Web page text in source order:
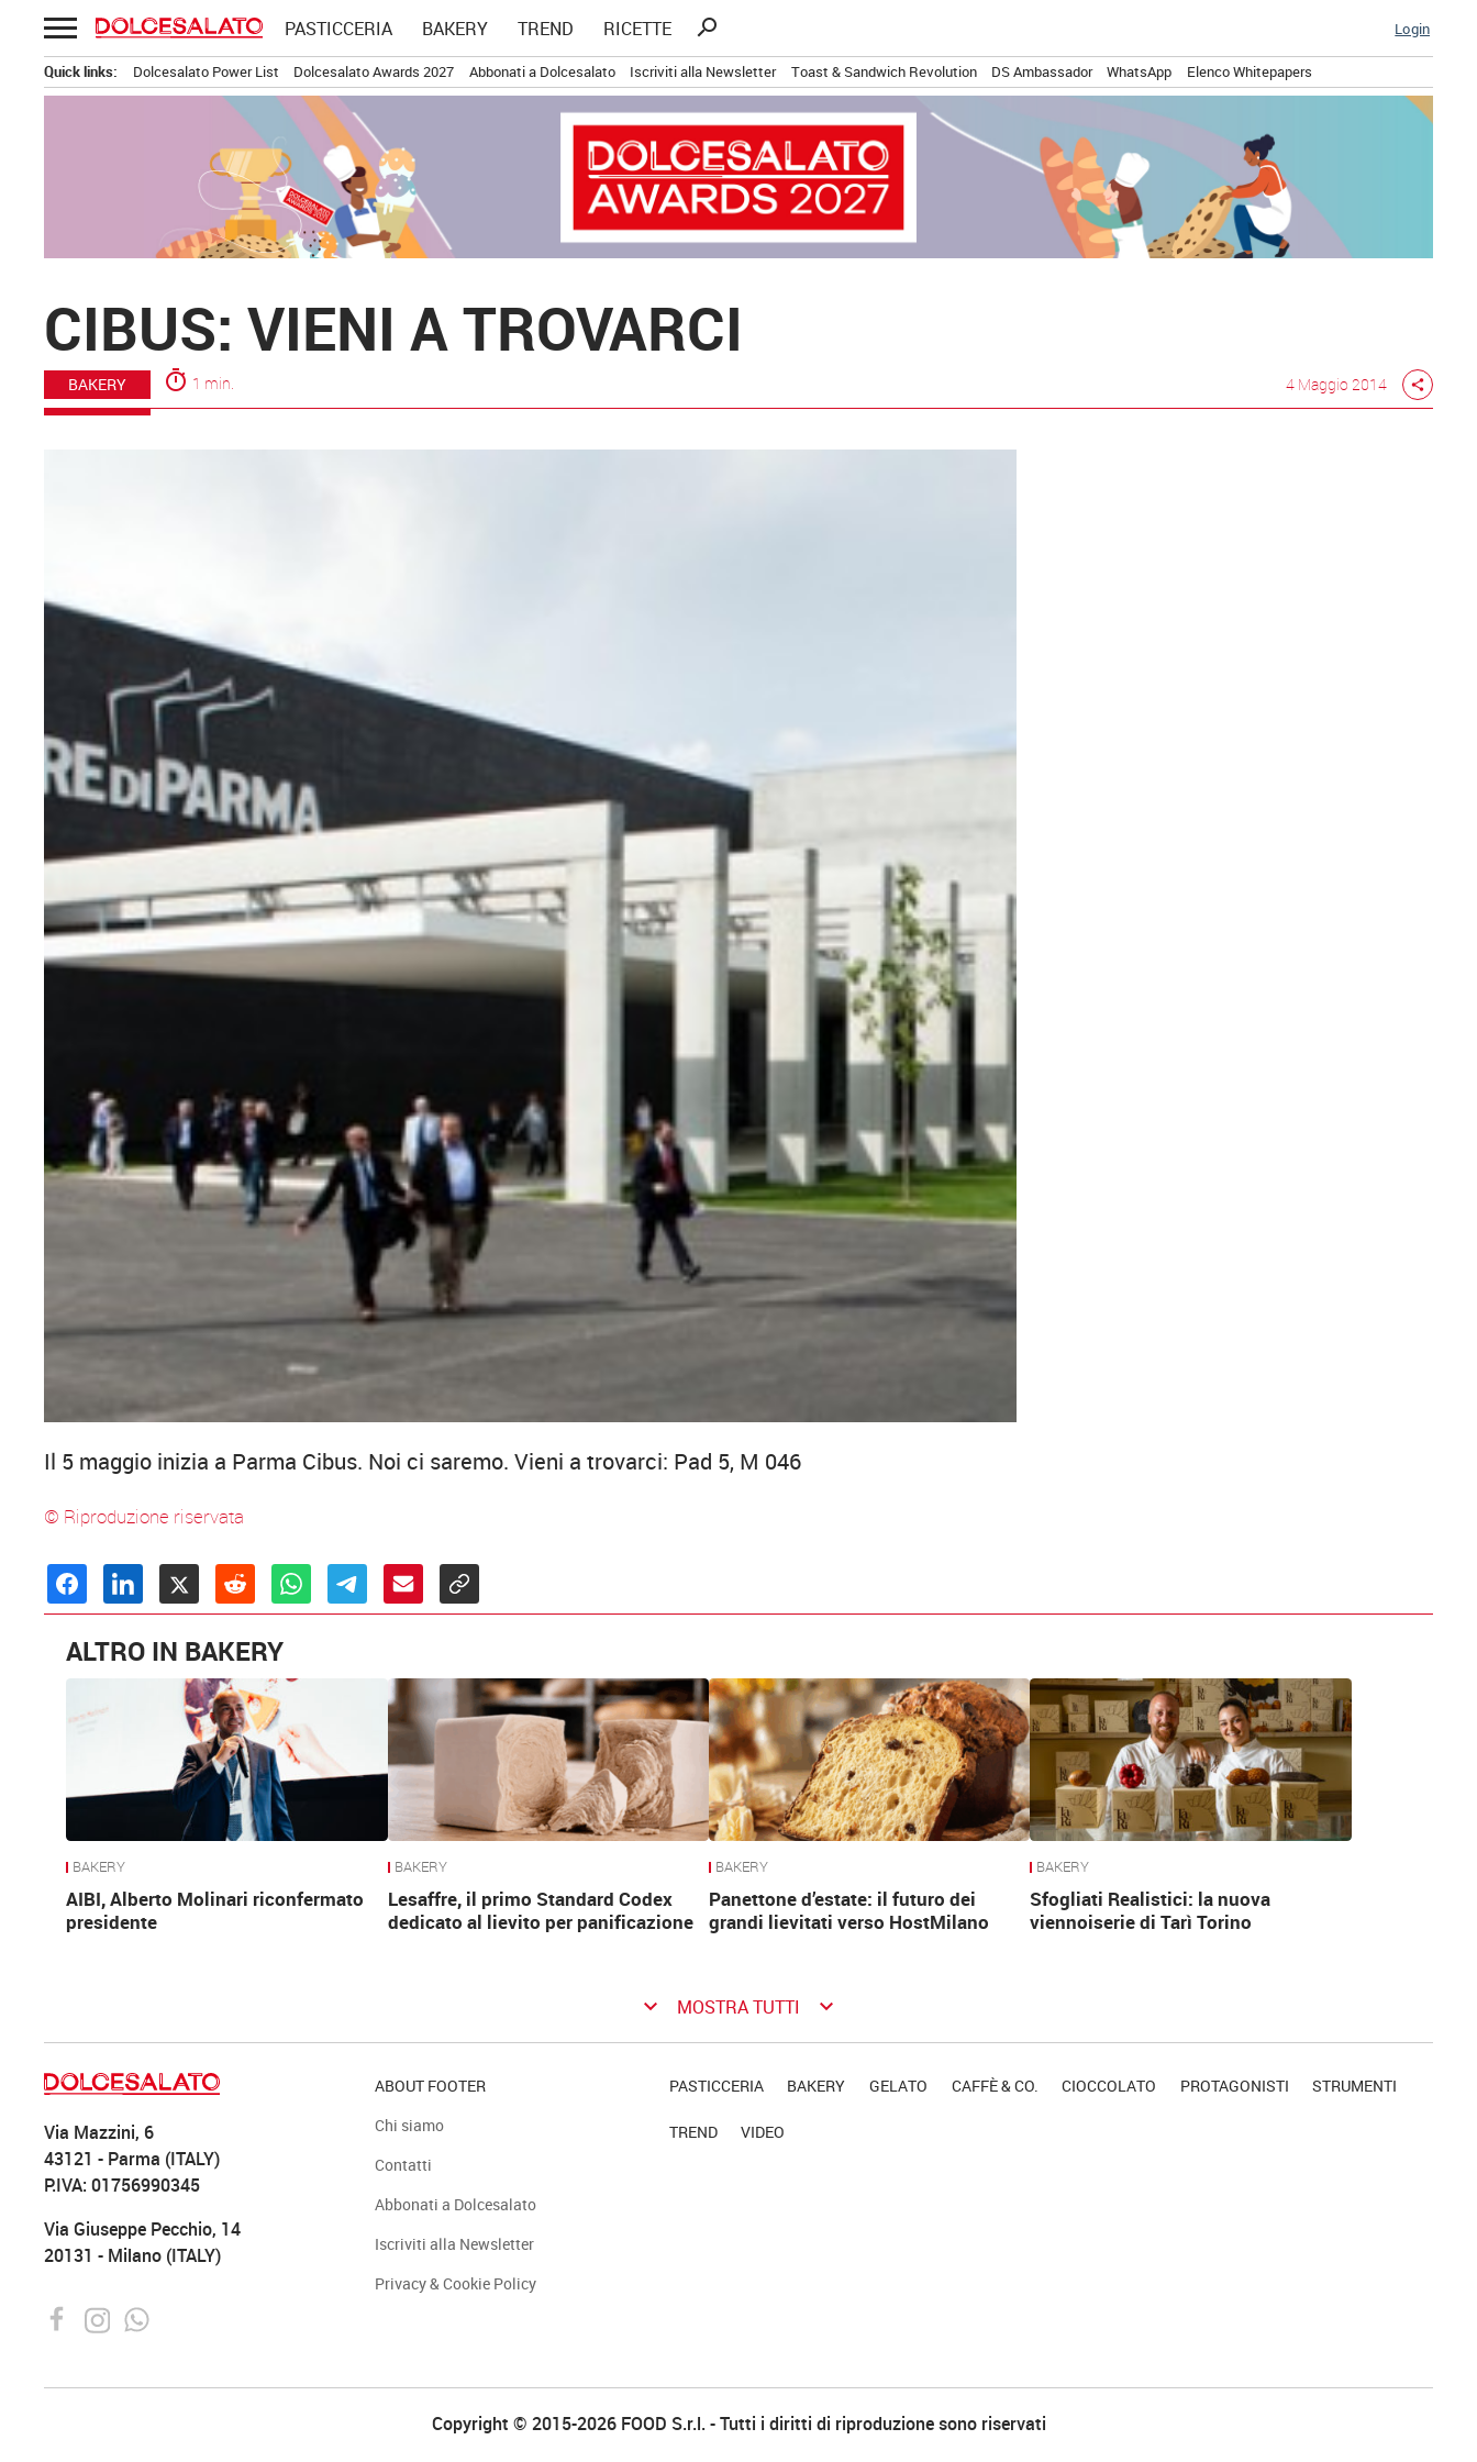
Passa
al
contenuto
PASTICCERIA BAKERY TREND RICETTE
Ricerca
search Login
Quick links: Dolcesalato Power List Dolcesalato Awards 2027 Abbonati a Dolcesalato Iscriviti alla Newsletter Toast & Sandwich Revolution DS Ambassador WhatsApp Elenco Whitepapers
CIBUS: VIENI A TROVARCI
BAKERY timer 1 min. 4 Maggio 2014 share
Il 5 maggio inizia a Parma Cibus. Noi ci saremo. Vieni a trovarci: Pad 5, M 046
© Riproduzione riservata
ALTRO IN BAKERY
BAKERY
AIBI, Alberto Molinari riconfermato
presidente
BAKERY
Lesaffre, il primo Standard Codex
dedicato al lievito per panificazione
BAKERY
Panettone d’estate: il futuro dei
grandi lievitati verso HostMilano
BAKERY
Sfogliati Realistici: la nuova
viennoiserie di Tarì Torino
keyboard_arrow_down MOSTRA TUTTI keyboard_arrow_down
Via Mazzini, 6
43121 - Parma (ITALY)
P.IVA: 01756990345
Via Giuseppe Pecchio, 14
20131 - Milano (ITALY)
ABOUT FOOTER
Chi siamo
Contatti
Abbonati a Dolcesalato
Iscriviti alla Newsletter
Privacy & Cookie Policy
PASTICCERIA BAKERY GELATO CAFFÈ & CO. CIOCCOLATO PROTAGONISTI STRUMENTI
TREND VIDEO
Copyright © 2015-2026 FOOD S.r.l. - Tutti i diritti di riproduzione sono riservati